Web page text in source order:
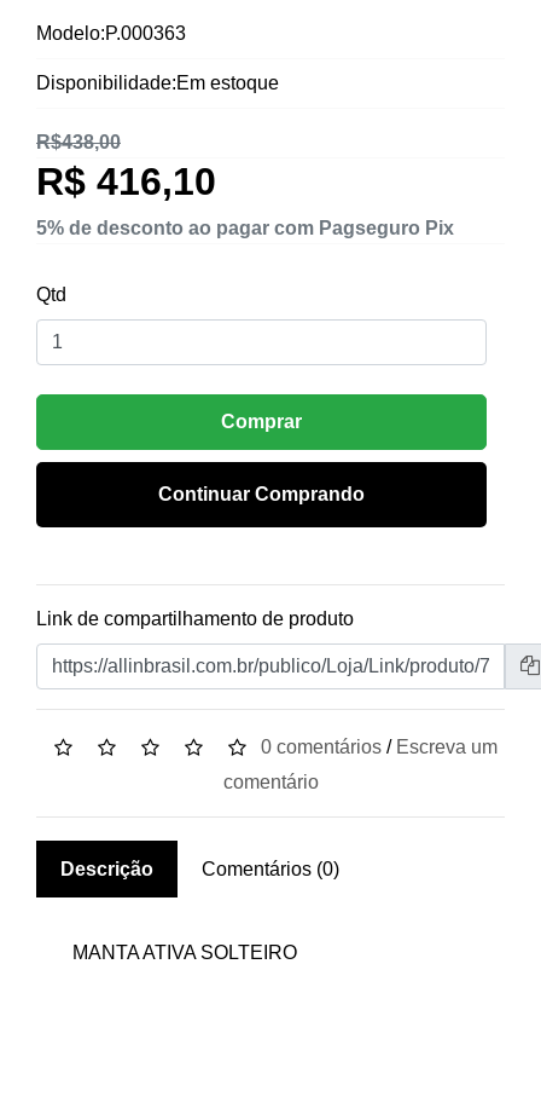
Modelo:P.000363
Disponibilidade:Em estoque
R$438,00
R$ 416,10
5% de desconto ao pagar com Pagseguro Pix
Qtd
Comprar
Continuar Comprando
Link de compartilhamento de produto
0 comentários / Escreva um
comentário
Descrição Comentários (0)
MANTA ATIVA SOLTEIRO